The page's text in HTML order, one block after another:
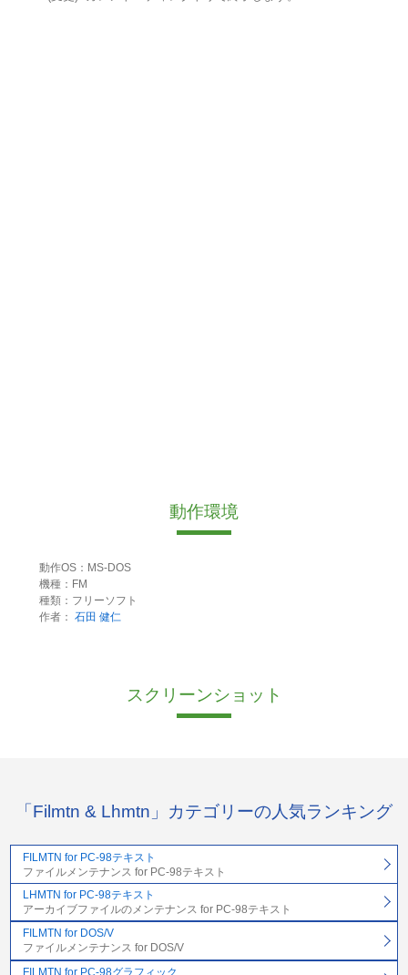
動作環境
動作OS：MS-DOS
機種：FM
種類：フリーソフト
作者： 石田 健仁
スクリーンショット
「Filmtn & Lhmtn」カテゴリーの人気ランキング
FILMTN for PC-98テキスト
ファイルメンテナンス for PC-98テキスト
LHMTN for PC-98テキスト
アーカイブファイルのメンテナンス for PC-98テキスト
FILMTN for DOS/V
ファイルメンテナンス for DOS/V
FILMTN for PC-98グラフィック